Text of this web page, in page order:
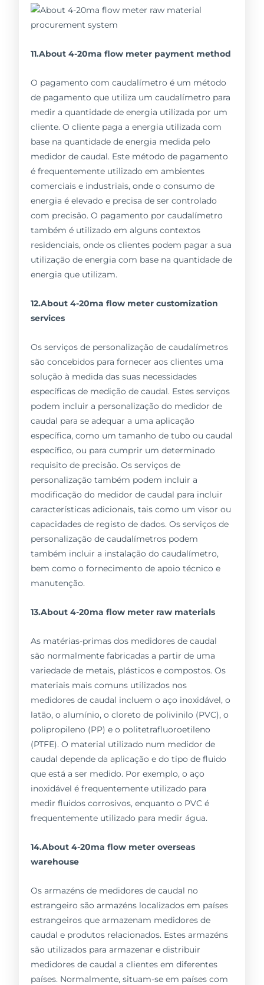
11.About 4-20ma flow meter payment method
O pagamento com caudalímetro é um método
de pagamento que utiliza um caudalímetro para
medir a quantidade de energia utilizada por um
cliente. O cliente paga a energia utilizada com
base na quantidade de energia medida pelo
medidor de caudal. Este método de pagamento
é frequentemente utilizado em ambientes
comerciais e industriais, onde o consumo de
energia é elevado e precisa de ser controlado
com precisão. O pagamento por caudalímetro
também é utilizado em alguns contextos
residenciais, onde os clientes podem pagar a sua
utilização de energia com base na quantidade de
energia que utilizam.
12.About 4-20ma flow meter customization
services
Os serviços de personalização de caudalímetros
são concebidos para fornecer aos clientes uma
solução à medida das suas necessidades
específicas de medição de caudal. Estes serviços
podem incluir a personalização do medidor de
caudal para se adequar a uma aplicação
específica, como um tamanho de tubo ou caudal
específico, ou para cumprir um determinado
requisito de precisão. Os serviços de
personalização também podem incluir a
modificação do medidor de caudal para incluir
características adicionais, tais como um visor ou
capacidades de registo de dados. Os serviços de
personalização de caudalímetros podem
também incluir a instalação do caudalímetro,
bem como o fornecimento de apoio técnico e
manutenção.
13.About 4-20ma flow meter raw materials
As matérias-primas dos medidores de caudal
são normalmente fabricadas a partir de uma
variedade de metais, plásticos e compostos. Os
materiais mais comuns utilizados nos
medidores de caudal incluem o aço inoxidável, o
latão, o alumínio, o cloreto de polivinilo (PVC), o
polipropileno (PP) e o politetrafluoroetileno
(PTFE). O material utilizado num medidor de
caudal depende da aplicação e do tipo de fluido
que está a ser medido. Por exemplo, o aço
inoxidável é frequentemente utilizado para
medir fluidos corrosivos, enquanto o PVC é
frequentemente utilizado para medir água.
14.About 4-20ma flow meter overseas
warehouse
Os armazéns de medidores de caudal no
estrangeiro são armazéns localizados em países
estrangeiros que armazenam medidores de
caudal e produtos relacionados. Estes armazéns
são utilizados para armazenar e distribuir
medidores de caudal a clientes em diferentes
países. Normalmente, situam-se em países com